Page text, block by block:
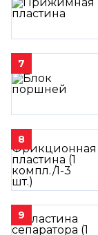
7
8
9